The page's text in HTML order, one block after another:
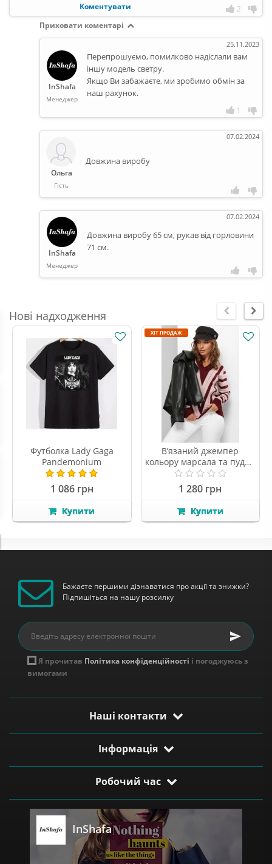
Коментувати 2
Приховати коментарі
InShafa
Менеджер
25.11.2023
Перепрошуємо, помилково надіслали вам
іншу модель светру.
Якщо Ви забажаєте, ми зробимо обмін за
наш рахунок.
1
Ольга
Гість
07.02.2024
Довжина виробу
InShafa
Менеджер
07.02.2024
Довжина виробу 65 см, рукав від горловини
71 см.
1 280 грн
Нові надходження
Футболка Lady Gaga
Pandemonium
1 086 грн
Купити
ХІТ ПРОДАЖ
В’язаний джемпер
кольору марсала та пудра
з візерунком
геометричних ліній
1 280 грн
Купити
Бажаєте першими дізнаватися про акції та знижки?
Підпишіться на нашу розсилку
Я прочитав Політика конфіденційності і погоджуюсь з
вимогами
Наші контакти
Інформація
Робочий час
InShafa